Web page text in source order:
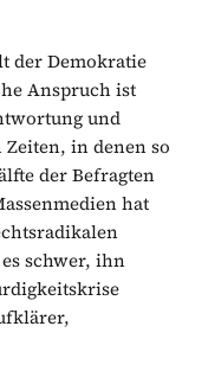
der Demokratie
Anspruch ist
und
in denen so
der Befragten
hat
schwer, ihn